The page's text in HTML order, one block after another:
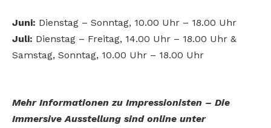
Juni: Dienstag – Sonntag, 10.00 Uhr – 18.00 Uhr
Juli: Dienstag – Freitag, 14.00 Uhr – 18.00 Uhr &
Samstag, Sonntag, 10.00 Uhr – 18.00 Uhr
Mehr Informationen zu Impressionisten – Die
Immersive Ausstellung sind online unter